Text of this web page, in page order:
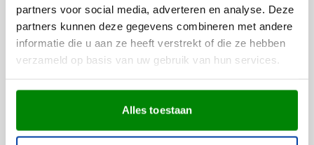
partners voor social media, adverteren en analyse. Deze
partners kunnen deze gegevens combineren met andere
informatie die u aan ze heeft verstrekt of die ze hebben
verzameld op basis van uw gebruik van hun services.
Alles toestaan
Anderen bekeken ook
Gerecycled | Motiverende
teksten